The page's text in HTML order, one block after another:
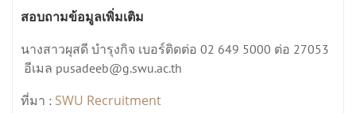
สอบถามข้อมูลเพิ่มเติม
นางสาวผุสดี บำรุงกิจ เบอร์ติดต่อ 02 649 5000 ต่อ 27053
อีเมล pusadeeb@g.swu.ac.th
ที่มา : SWU Recruitment